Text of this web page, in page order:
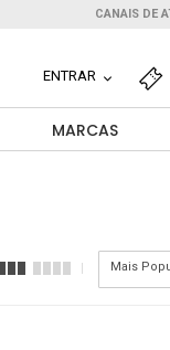
CANAIS DE
ENTRAR
MARCAS
Mais